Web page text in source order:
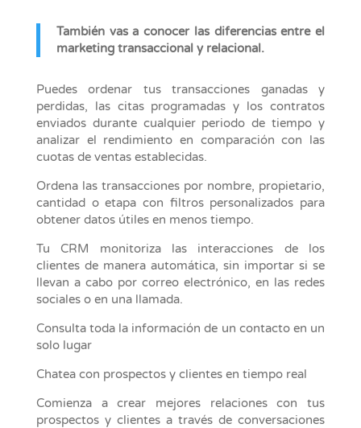
También vas a conocer las diferencias entre el
marketing transaccional y relacional.
Puedes ordenar tus transacciones ganadas y
perdidas, las citas programadas y los contratos
enviados durante cualquier periodo de tiempo y
analizar el rendimiento en comparación con las
cuotas de ventas establecidas.
Ordena las transacciones por nombre, propietario,
cantidad o etapa con filtros personalizados para
obtener datos útiles en menos tiempo.
Tu CRM monitoriza las interacciones de los
clientes de manera automática, sin importar si se
llevan a cabo por correo electrónico, en las redes
sociales o en una llamada.
Consulta toda la información de un contacto en un
solo lugar
Chatea con prospectos y clientes en tiempo real
Comienza a crear mejores relaciones con tus
prospectos y clientes a través de conversaciones